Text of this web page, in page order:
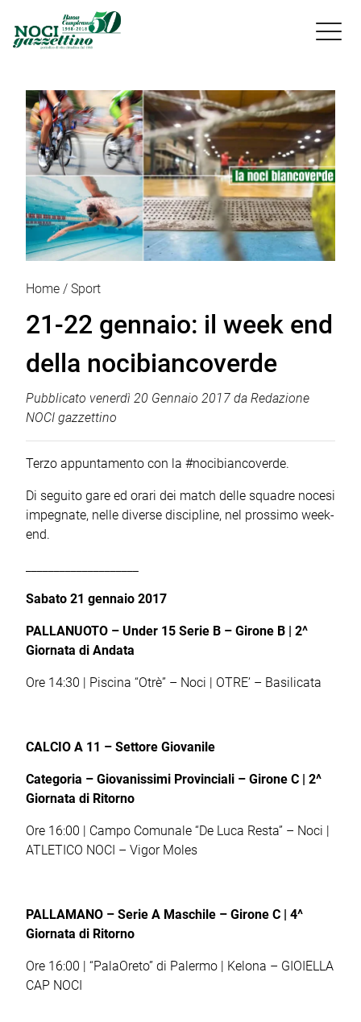

Home Sport
21-22 gennaio: il week end
della nocibiancoverde
Pubblicato venerdì 20 Gennaio 2017 da Redazione
NOCI gazzettino
Terzo appuntamento con la #nocibiancoverde.
Di seguito gare ed orari dei match delle squadre nocesi
impegnate, nelle diverse discipline, nel prossimo week-
end.
Sabato 21 gennaio 2017
PALLANUOTO – Under 15 Serie B – Girone B | 2^
Giornata di Andata
Ore 14:30 | Piscina “Otrè” – Noci | OTRE’ – Basilicata
CALCIO A 11 – Settore Giovanile
Categoria – Giovanissimi Provinciali – Girone C | 2^
Giornata di Ritorno
Ore 16:00 | Campo Comunale “De Luca Resta” – Noci |
ATLETICO NOCI – Vigor Moles
PALLAMANO – Serie A Maschile – Girone C | 4^
Giornata di Ritorno
Ore 16:00 | “PalaOreto” di Palermo | Kelona – GIOIELLA
CAP NOCI